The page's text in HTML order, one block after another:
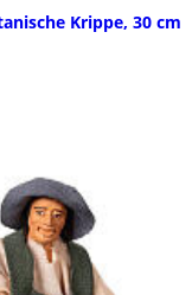
Krippe, 30 cm